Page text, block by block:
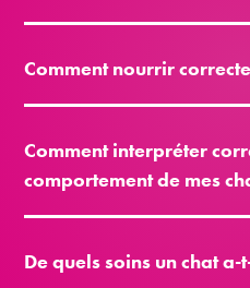
Comment nourrir
Comment interpréter
comportement de mes
De quels soins un chat